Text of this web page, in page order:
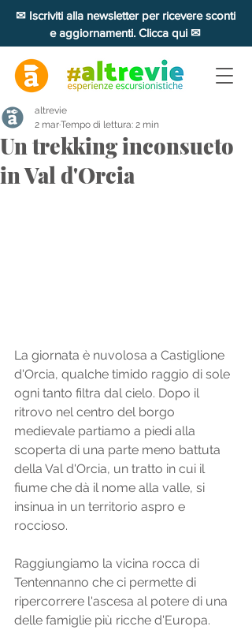
✉ Iscriviti alla newsletter per ricevere sconti
e aggiornamenti. Clicca qui ✉
Un trekking inconsueto
in Val d'Orcia
altrevie
2 marTempo di lettura: 2 min
La giornata è nuvolosa a Castiglione
d'Orcia, qualche timido raggio di sole
ogni tanto filtra dal cielo. Dopo il
ritrovo nel centro del borgo
medievale partiamo a piedi alla
scoperta di una parte meno battuta
della Val d'Orcia, un tratto in cui il
fiume che dà il nome alla valle, si
insinua in un territorio aspro e
roccioso.
Raggiungiamo la vicina rocca di
Tentennanno che ci permette di
ripercorrere l'ascesa al potere di una
delle famiglie più ricche d'Europa.